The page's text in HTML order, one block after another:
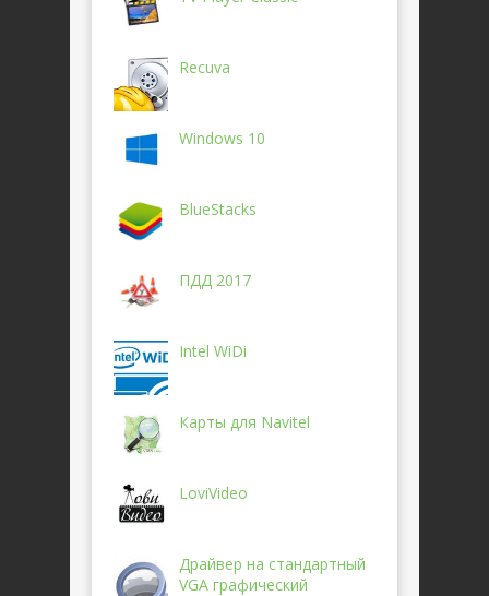
Recuva
Windows 10
BlueStacks
ПДД 2017
Intel WiDi
Карты для Navitel
LoviVideo
Драйвер на стандартный
VGA графический